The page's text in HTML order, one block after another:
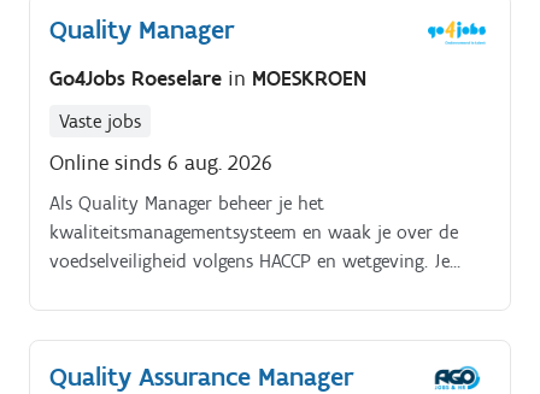
Quality Manager
Go4Jobs Roeselare in MOESKROEN
Vaste jobs
Online sinds 6 aug. 2026
Als Quality Manager beheer je het
kwaliteitsmanagementsysteem en waak je over de
voedselveiligheid volgens HACCP en wetgeving. Je
rapporteert aan de directie Je volgt procedures op,
doet documentbeheer, leidt audits en analyseert
klachten en KPI's. Je bent aanspreekpunt voor
Quality Assurance Manager